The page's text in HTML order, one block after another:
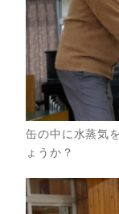
缶の中に水蒸気
ょうか？